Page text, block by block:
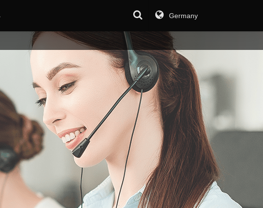
Germany